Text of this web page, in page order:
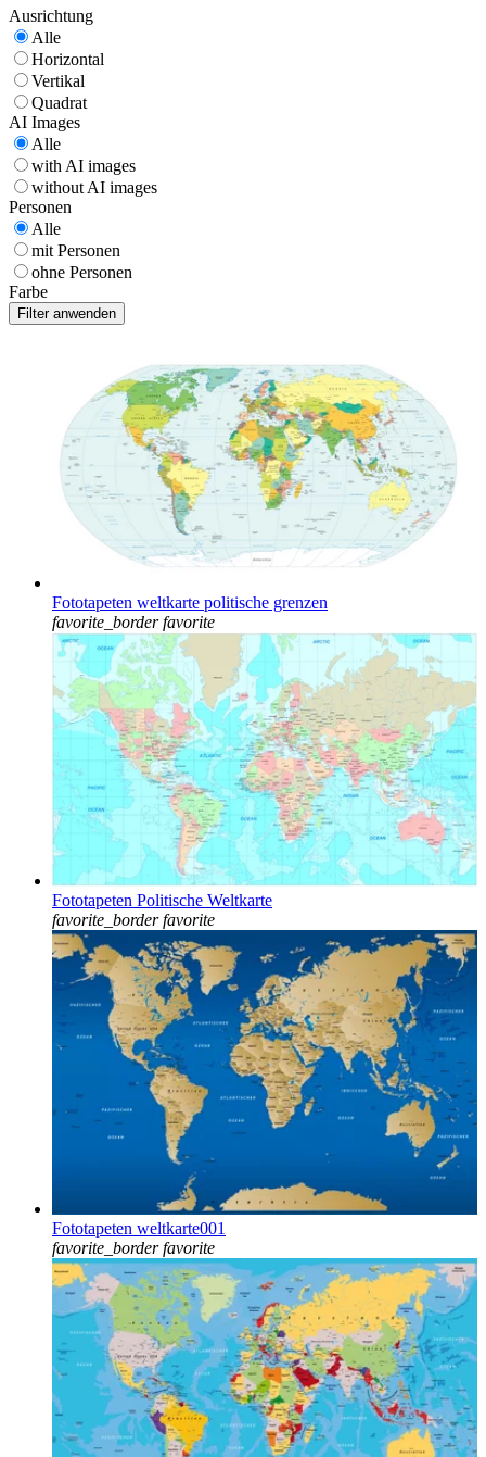
Ausrichtung
Alle
Horizontal
Vertikal
Quadrat
AI Images
Alle
with AI images
without AI images
Personen
Alle
mit Personen
ohne Personen
Farbe
Fototapeten weltkarte politische grenzen
favorite_border favorite
Fototapeten Politische Weltkarte
favorite_border favorite
Fototapeten weltkarte001
favorite_border favorite